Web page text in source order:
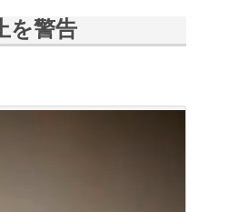
を警告